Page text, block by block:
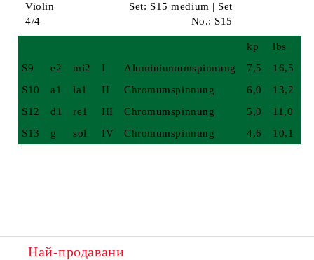
Violin
4/4
Set: S15 medium | Set
No.: S15
kp
lbs
S9
e2 mi2 I Aluminiumumspinnung 7,5
16,5
S10
a1 la1 II Chromumspinnung 6,0
13,2
S12
d1 re1 III Chromumspinnung 5,0
11,0
S13
g sol IV Chromumspinnung 4,6 10,1
Най-продавани